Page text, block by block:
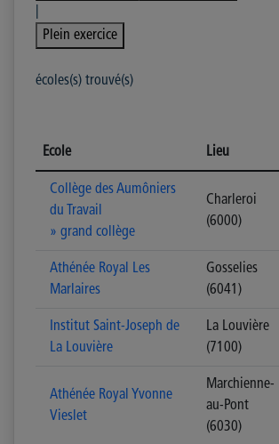
Plein exercice
écoles(s) trouvé(s)
Ecole Lieu
Collège des Aumôniers
du Travail
» grand collège
Charleroi
(6000)
Athénée Royal Les
Marlaires
Gosselies
(6041)
Institut Saint-Joseph de
La Louvière
La Louvière
(7100)
Athénée Royal Yvonne
Vieslet
Marchienne-
au-Pont
(6030)